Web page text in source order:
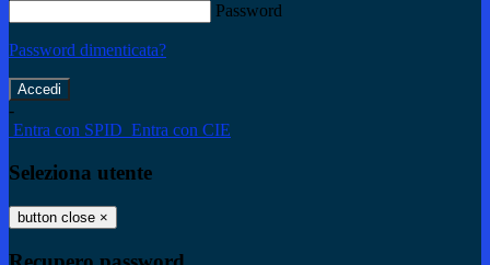
Password
Password dimenticata?
-
Entra con SPID Entra con CIE
Seleziona utente
button close ×